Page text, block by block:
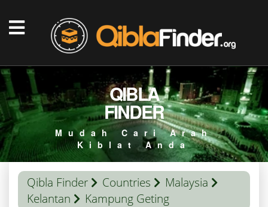
QIBLA
FINDER
Mudah Cari Arah
Kiblat Anda
Qibla Finder Countries
Malaysia
Kelantan
Kampung Geting